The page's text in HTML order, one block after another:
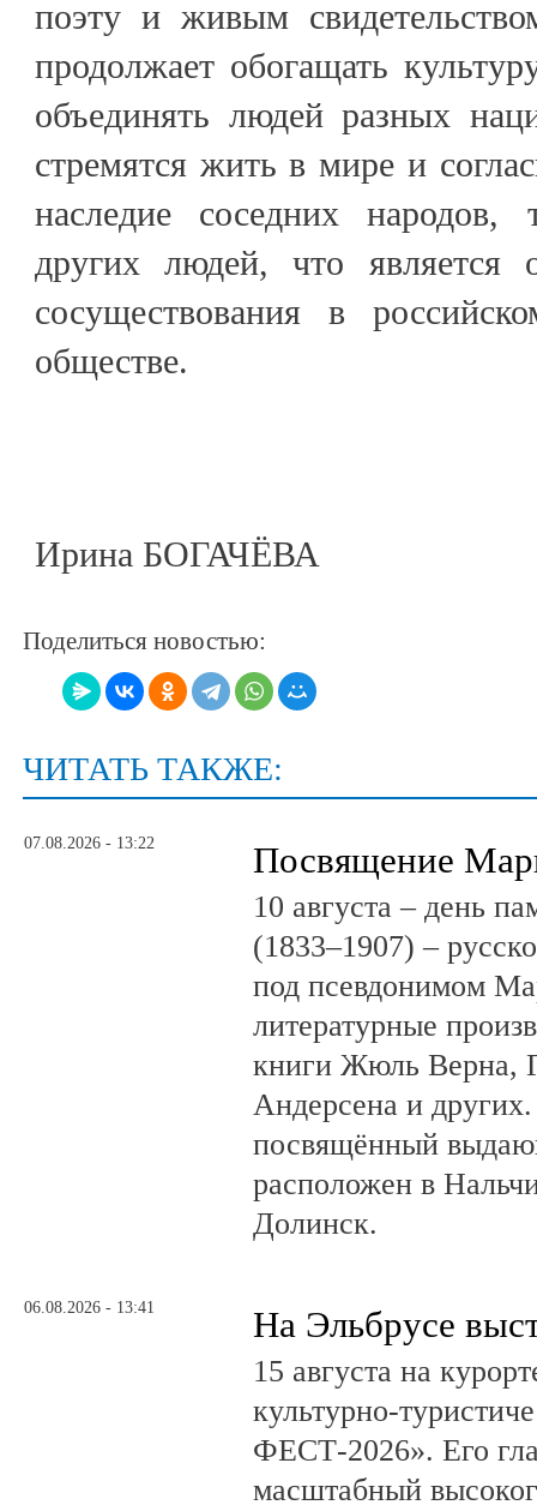
поэту и живым
продолжает обогащать
объединять людей разных
стремятся жить в мире и
наследие соседних народов,
других людей, что является
сосуществования в
обществе.
Ирина БОГАЧЁВА
Поделиться новостью:
ЧИТАТЬ ТАКЖЕ:
07.08.2026 - 13:22 Посвящение
10 августа – день
(1833–1907) –
под псевдонимом
литературные
книги Жюль Верна,
Андерсена и
посвящённый
расположен в
Долинск.
06.08.2026 - 13:41 На Эльбрусе
15 августа на
культурно-
ФЕСТ-2026». Его
масштабный